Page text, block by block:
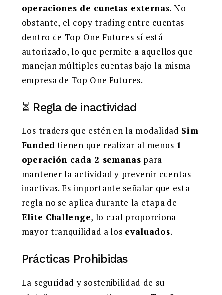
operaciones de cunetas externas. No
obstante, el copy trading entre cuentas
dentro de Top One Futures sí está
autorizado, lo que permite a aquellos que
manejan múltiples cuentas bajo la misma
empresa de Top One Futures.
⏳ Regla de inactividad
Los traders que estén en la modalidad Sim
Funded tienen que realizar al menos 1
operación cada 2 semanas para
mantener la actividad y prevenir cuentas
inactivas. Es importante señalar que esta
regla no se aplica durante la etapa de
Elite Challenge, lo cual proporciona
mayor tranquilidad a los evaluados.
Prácticas Prohibidas
La seguridad y sostenibilidad de su